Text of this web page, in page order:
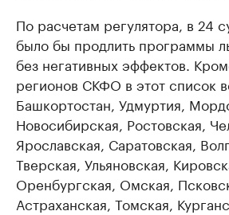
По расчетам регулятора, в 24
было бы продлить программы
без негативных эффектов.
регионов СКФО в этот список
Башкортостан, Удмуртия,
Новосибирская, Ростовская,
Ярославская, Саратовская,
Тверская, Ульяновская,
Оренбургская, Омская,
Астраханская, Томская,